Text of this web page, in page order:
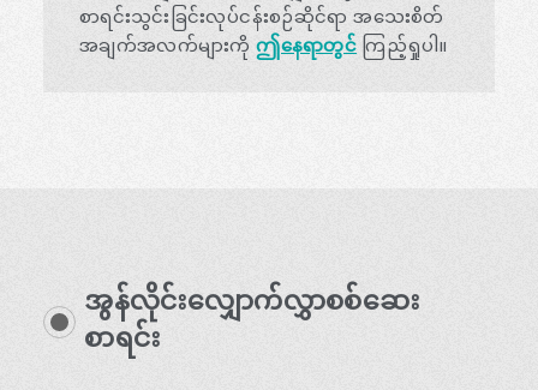
စာရင်းသွင်းခြင်းလုပ်ငန်းစဉ်ဆိုင်ရာ အသေးစိတ်
အချက်အလက်များကိုဤနေရာတွင်ကြည့်ရှုပါ။
အွန်လိုင်းလျှောက်လွှာစစ်ဆေး
စာရင်း